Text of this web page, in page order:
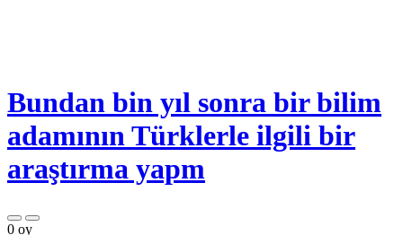
Bundan bin yıl sonra bir bilim
adamının Türklerle ilgili bir
araştırma yapm
0 oy